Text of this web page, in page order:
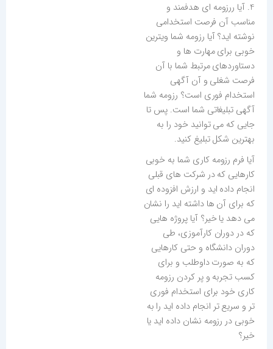
4. آیا ررزومه ای هدفمند و
مناسب آن فرصت استخدامی
نوشته اید؟ آیا رزومه شما ویترین
خوبی برای مهارت ها و
دستاوردهای مرتبط شما با آن
فرصت شغلی و آن آگهی
استخدام فوری است؟ رزومه شما
آگهی تبلیغاتی شما است. پس تا
جایی که می توانید خود را به
بهترین شکل تبلیغ کنید.
آیا فرم رزومه کاری شما به خوبی
کارهایی که در شرکت های قبلی
انجام داده اید و ارزش افزوده ای
که برای آن ها داشته اید را نشان
می دهد یا خیر؟ آیا پروژه هایی
که در دوران کارآموزی، طی
دوران دانشگاه و حتی کارهایی
که به صورت داوطلب و برای
کسب تجربه و پر کردن رزومه
کاری خود برای استخدام فوری
تر و سریع تر انجام داده اید را به
خوبی در رزومه نشان داده اید یا
خیر؟